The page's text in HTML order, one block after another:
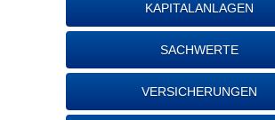
KAPITALANLAGEN
SACHWERTE
VERSICHERUNGEN